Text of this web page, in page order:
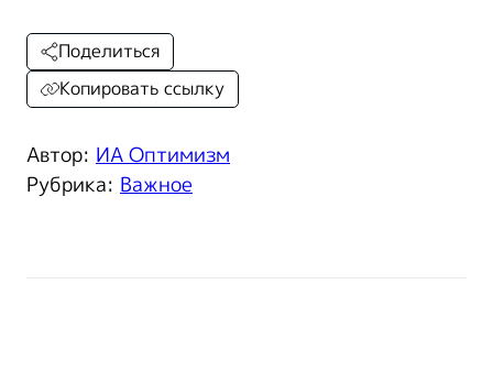
Автор: ИА Оптимизм
Рубрика: Важное
Поделиться
Копировать ссылку